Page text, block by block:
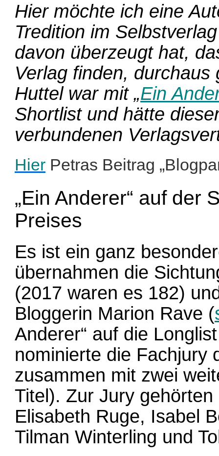
Hier möchte ich eine
Tredition im
davon überzeugt hat,
Verlag finden,
Huttel war mit „Ein
Shortlist und hätte
verbundenen
Hier Petras Beitrag
„Ein Anderer“ auf der
Preises
Es ist ein ganz
übernahmen die
(2017 waren es 182)
Bloggerin Marion Rave (
Anderer“ auf die
nominierte die Fachjury
zusammen mit zwei
Titel). Zur Jury
Elisabeth Ruge, Isabel
Tilman Winterling und